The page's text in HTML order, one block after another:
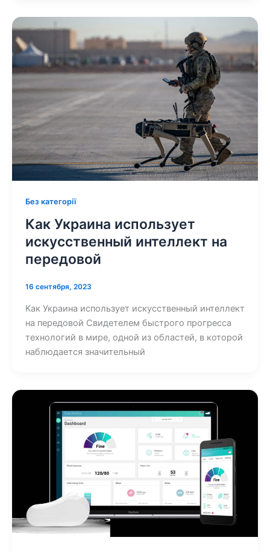
Без категорії
Как Украина использует
искусственный интеллект на
передовой
16 сентября, 2023
Как Украина использует искусственный интеллект
на передовой Свидетелем быстрого прогресса
технологий в мире, одной из областей, в которой
наблюдается значительный